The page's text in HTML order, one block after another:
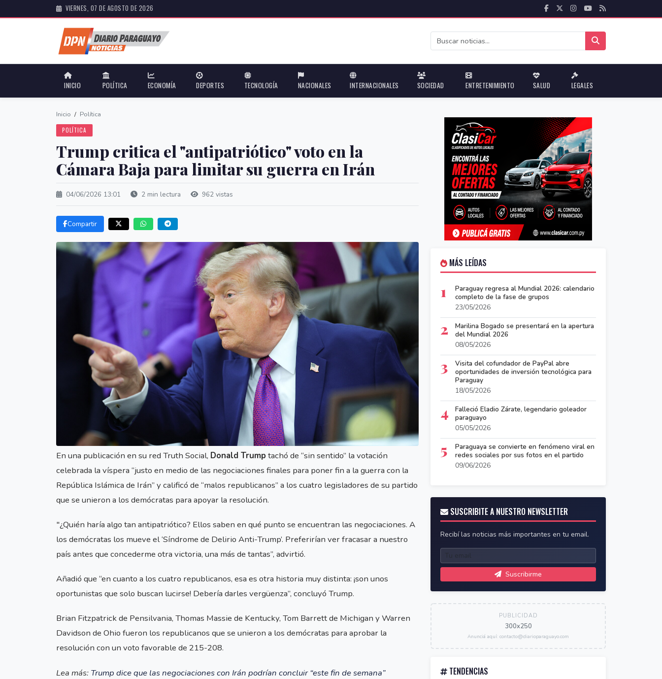
VIERNES, 07 DE AGOSTO DE 2026
INICIO POLÍTICA ECONOMÍA DEPORTES TECNOLOGÍA NACIONALES INTERNACIONALES SOCIEDAD ENTRETENIMIENTO SALUD LEGALES
Inicio / Política
POLÍTICA
Trump critica el "antipatriótico" voto en la
Cámara Baja para limitar su guerra en Irán
04/06/2026 13:01 2 min lectura 962 vistas
Compartir
En una publicación en su red Truth Social, Donald Trump tachó de “sin sentido” la votación
celebrada la víspera “justo en medio de las negociaciones finales para poner fin a la guerra con la
República Islámica de Irán” y calificó de “malos republicanos” a los cuatro legisladores de su partido
que se unieron a los demócratas para apoyar la resolución.
"¿Quién haría algo tan antipatriótico? Ellos saben en qué punto se encuentran las negociaciones. A
los demócratas los mueve el ‘Síndrome de Delirio Anti-Trump’. Preferirían ver fracasar a nuestro
país antes que concederme otra victoria, una más de tantas”, advirtió.
Añadió que “en cuanto a los cuatro republicanos, esa es otra historia muy distinta: ¡son unos
oportunistas que solo buscan lucirse! Debería darles vergüenza”, concluyó Trump.
Brian Fitzpatrick de Pensilvania, Thomas Massie de Kentucky, Tom Barrett de Michigan y Warren
Davidson de Ohio fueron los republicanos que se unieron a los demócratas para aprobar la
resolución con un voto favorable de 215-208.
Lea más: Trump dice que las negociaciones con Irán podrían concluir “este fin de semana”
MÁS LEÍDAS
1
Paraguay regresa al Mundial 2026: calendario
completo de la fase de grupos
23/05/2026
2
Marilina Bogado se presentará en la apertura
del Mundial 2026
08/05/2026
3
Visita del cofundador de PayPal abre
oportunidades de inversión tecnológica para
Paraguay
18/05/2026
4
Falleció Eladio Zárate, legendario goleador
paraguayo
05/05/2026
5
Paraguaya se convierte en fenómeno viral en
redes sociales por sus fotos en el partido
09/06/2026
SUSCRIBITE A NUESTRO NEWSLETTER
Recibí las noticias más importantes en tu email.
Suscribirme
PUBLICIDAD
300x250
Anunciá aquí: contacto@diarioparaguayo.com
TENDENCIAS